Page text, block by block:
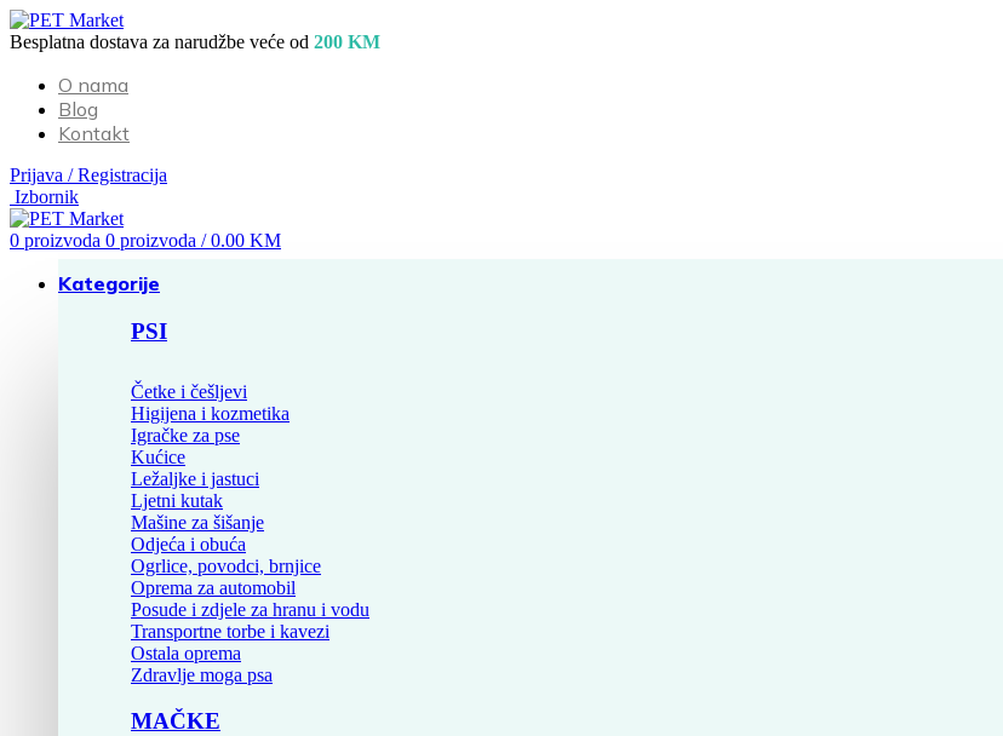
Besplatna dostava za narudžbe veće od 200 KM
O nama
Blog
Kontakt
Prijava / Registracija
Izbornik
0 proizvoda 0 proizvoda / 0.00 KM
Kategorije
PSI
Četke i češljevi
Higijena i kozmetika
Igračke za pse
Kućice
Ležaljke i jastuci
Ljetni kutak
Mašine za šišanje
Odjeća i obuća
Ogrlice, povodci, brnjice
Oprema za automobil
Posude i zdjele za hranu i vodu
Transportne torbe i kavezi
Ostala oprema
Zdravlje moga psa
MAČKE